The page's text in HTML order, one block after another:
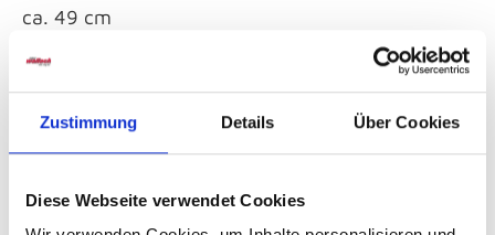
Zustimmung Details Über Cookies
Diese Webseite verwendet Cookies
ca. 49 cm
ca. 65 cm